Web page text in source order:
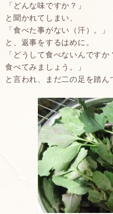
「どんな味ですか？」
と聞かれてしまい、
「食べた事がない（汗）。」
と、返事をするはめに。
「どうして食べないんですか
食べてみましょう。」
と言われ、まだ二の足を踏ん